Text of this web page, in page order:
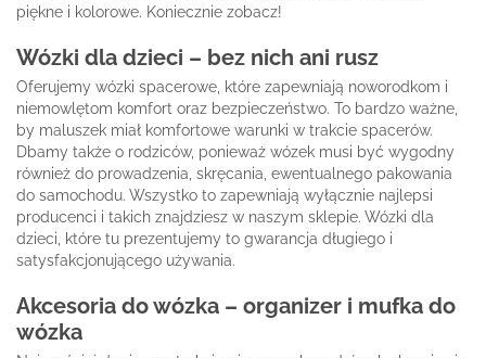
piękne i kolorowe. Koniecznie zobacz!
Wózki dla dzieci – bez nich ani rusz
Oferujemy wózki spacerowe, które zapewniają noworodkom i
niemowlętom komfort oraz bezpieczeństwo. To bardzo ważne,
by maluszek miał komfortowe warunki w trakcie spacerów.
Dbamy także o rodziców, ponieważ wózek musi być wygodny
również do prowadzenia, skręcania, ewentualnego pakowania
do samochodu. Wszystko to zapewniają wyłącznie najlepsi
producenci i takich znajdziesz w naszym sklepie. Wózki dla
dzieci, które tu prezentujemy to gwarancja długiego i
satysfakcjonującego używania.
Akcesoria do wózka – organizer i mufka do
wózka